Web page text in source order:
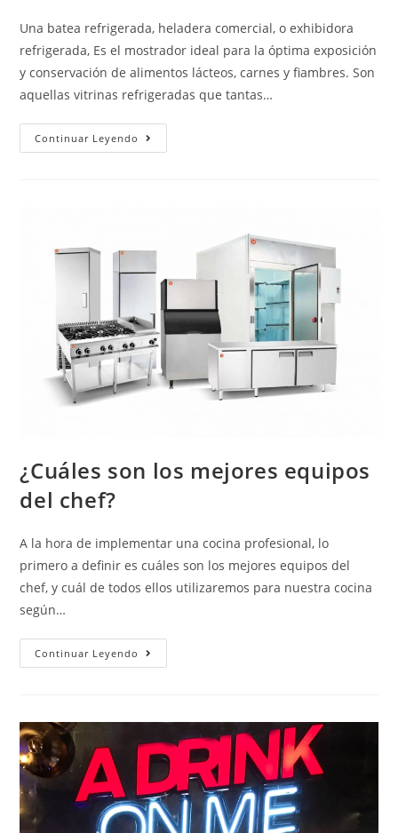
Una batea refrigerada, heladera comercial, o exhibidora
refrigerada, Es el mostrador ideal para la óptima exposición
y conservación de alimentos lácteos, carnes y fiambres. Son
aquellas vitrinas refrigeradas que tantas…
Continuar Leyendo
¿Cuáles son los mejores equipos
del chef?
A la hora de implementar una cocina profesional, lo
primero a definir es cuáles son los mejores equipos del
chef, y cuál de todos ellos utilizaremos para nuestra cocina
según…
Continuar Leyendo